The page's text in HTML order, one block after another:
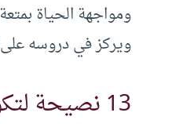
ويركز في دروسه على13 نصيحة لتحسين جودة حياتنا الشخصية والمساهمة في صنع حياة إيجابية.
13 نصيحة لتكون اسعد